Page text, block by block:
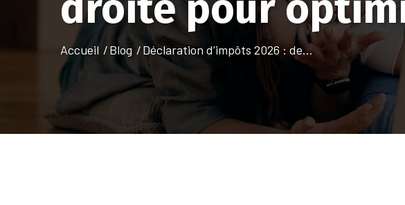
Accueil Blog Déclaration d’impôts 2026 : de...